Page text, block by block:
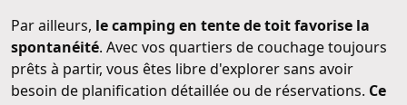
Par ailleurs, le camping en tente de toit favorise la
spontanéité. Avec vos quartiers de couchage toujours
prêts à partir, vous êtes libre d'explorer sans avoir
besoin de planification détaillée ou de réservations. Ce